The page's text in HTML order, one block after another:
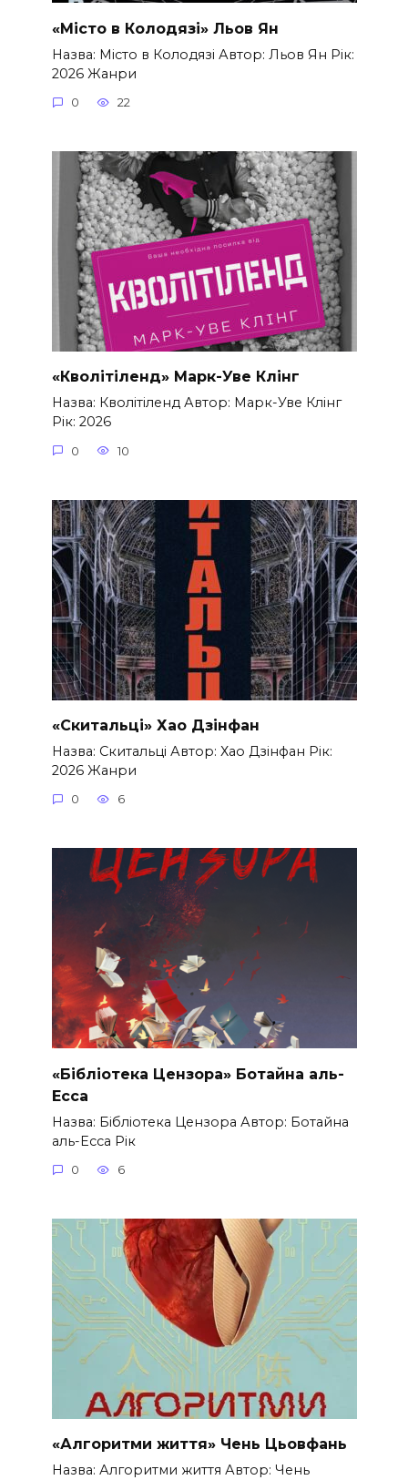
«Місто в Колодязі» Льов Ян
Назва: Місто в Колодязі Автор: Льов Ян Рік:
2026 Жанри
0 22
«Кволітіленд» Марк-Уве Клінг
Назва: Кволітіленд Автор: Марк-Уве Клінг
Рік: 2026
0 10
«Скитальці» Хао Дзінфан
Назва: Скитальці Автор: Хао Дзінфан Рік:
2026 Жанри
0 6
«Бібліотека Цензора» Ботайна аль-
Есса
Назва: Бібліотека Цензора Автор: Ботайна
аль-Есса Рік
0 6
«Алгоритми життя» Чень Цьовфань
Назва: Алгоритми життя Автор: Чень